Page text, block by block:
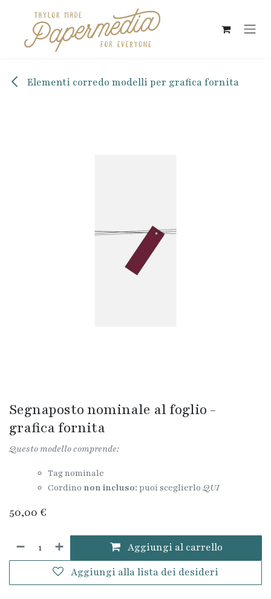
Elementi corredo modelli per grafica fornita
Segnaposto nominale al foglio -
grafica fornita
Questo modello comprende:
Tag nominale
Cordino non incluso: puoi sceglierlo QUI
50,00 €
Aggiungi al carrello
Aggiungi alla lista dei desideri